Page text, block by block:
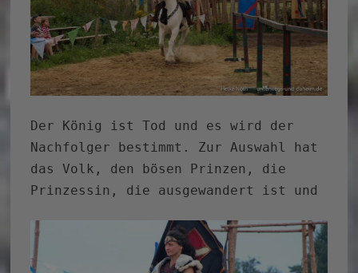
Der König ist Tod und es wird der
Nachfolger bestimmt. Zur Auswahl hat
das Volk, den bösen Prinzen, die
Prinzessin, die ausgewandert ist und